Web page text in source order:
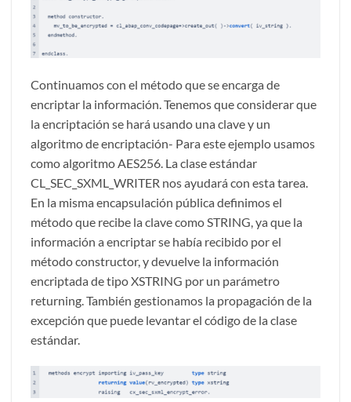
Continuamos con el método que se encarga de
encriptar la información. Tenemos que considerar que
la encriptación se hará usando una clave y un
algoritmo de encriptación- Para este ejemplo usamos
como algoritmo AES256. La clase estándar
CL_SEC_SXML_WRITER nos ayudará con esta tarea.
En la misma encapsulación pública definimos el
método que recibe la clave como STRING, ya que la
información a encriptar se había recibido por el
método constructor, y devuelve la información
encriptada de tipo XSTRING por un parámetro
returning. También gestionamos la propagación de la
excepción que puede levantar el código de la clase
estándar.